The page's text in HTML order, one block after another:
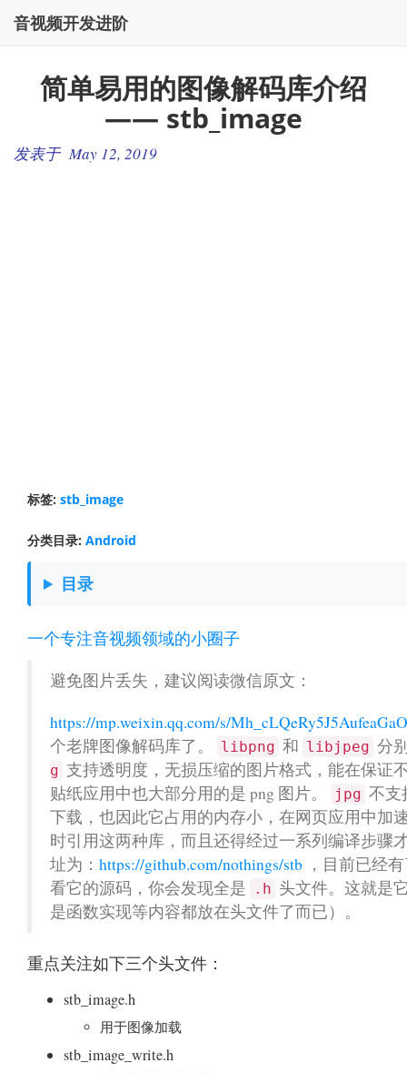
音视频开发进阶
简单易用的图像解码库介绍
—— stb_image
发表于 May 12, 2019
标签: stb_image
分类目录: Android
目录
一个专注音视频领域的小圈子
避免图片丢失，建议阅读微信原文：
https://mp.weixin.qq.com/s/
个老牌图像解码库了。
libpng 和 libjpeg 分
g 支持透明度，无损压缩的图片格式，能在保证
贴纸应用中也大部分用的是 png 图片。
jpg 不支
下载，也因此它占用的内存小，在网页应用中加
时引用这两种库，而且还得经过一系列编译步骤
址为： https://github.com/nothings/stb ，目前已经
看它的源码，你会发现全是
.h 头文件。这就是
是函数实现等内容都放在头文件了而已）。
重点关注如下三个头文件：
stb_image.h
用于图像加载
stb_image_write.h